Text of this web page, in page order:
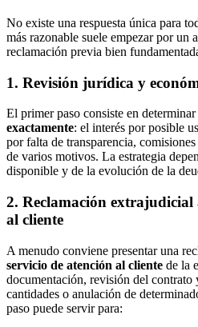
No existe una respuesta única para
más razonable suele empezar por un
reclamación previa bien
1. Revisión jurídica y
El primer paso consiste en determinar
exactamente: el interés por posible
por falta de transparencia,
de varios motivos. La estrategia
disponible y de la evolución de la
2. Reclamación extrajudicial
al cliente
A menudo conviene presentar una
servicio de atención al cliente de la
documentación, revisión del contrato
cantidades o anulación de
paso puede servir para: